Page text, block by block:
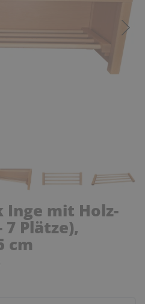
Inge mit Holz-
7 Plätze),
cm